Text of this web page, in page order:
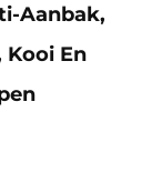
Aanbak,
Kooi En